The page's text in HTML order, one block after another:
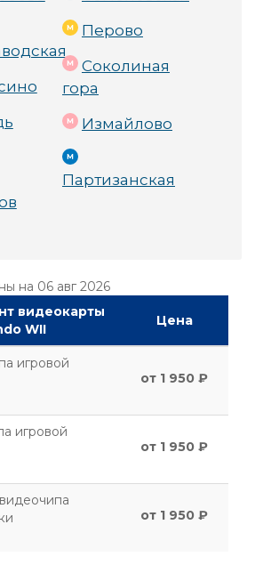
Перово
Соколиная
гора
Измайлово
Партизанская
на 06 авг 2026
видеокарты
WII
Цена
игровой
от 1 950 ₽
игровой
от 1 950 ₽
от 1 950 ₽